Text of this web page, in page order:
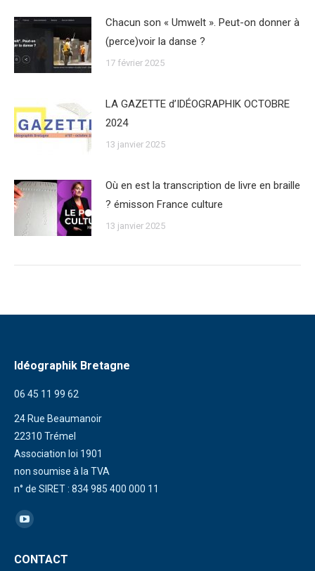
Chacun son « Umwelt ». Peut-on donner à
(perce)voir la danse ?
17 février 2025
LA GAZETTE d’IDÉOGRAPHIK OCTOBRE
2024
13 janvier 2025
Où en est la transcription de livre en braille
? émisson France culture
13 janvier 2025
Idéographik Bretagne
06 45 11 99 62
24 Rue Beaumanoir
22310 Trémel
Association loi 1901
non soumise à la TVA
n° de SIRET : 834 985 400 000 11
Trouvez nous sur :
La
YouTube
CONTACT